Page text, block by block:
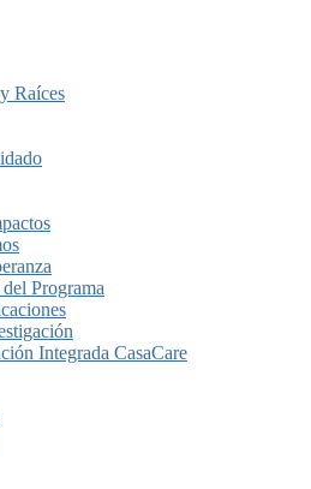
Raíces
Programa
Integrada CasaCare